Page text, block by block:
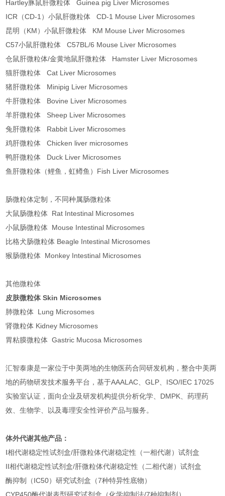
Hartley豚鼠肝微粒体 Guinea pig Liver Microsomes
ICR（CD-1）小鼠肝微粒体 CD-1 Mouse Liver Microsomes
昆明（KM）小鼠肝微粒体 KM Mouse Liver Microsomes
C57小鼠肝微粒体 C57BL/6 Mouse Liver Microsomes
仓鼠肝微粒体/金黄地鼠肝微粒体 Hamster Liver Microsomes
猫肝微粒体 Cat Liver Microsomes
猪肝微粒体 Minipig Liver Microsomes
牛肝微粒体 Bovine Liver Microsomes
羊肝微粒体 Sheep Liver Microsomes
兔肝微粒体 Rabbit Liver Microsomes
鸡肝微粒体 Chicken liver microsomes
鸭肝微粒体 Duck Liver Microsomes
鱼肝微粒体（鲤鱼，虹鳟鱼）Fish Liver Microsomes
肠微粒体定制，不同种属肠微粒体
大鼠肠微粒体 Rat Intestinal Microsomes
小鼠肠微粒体 Mouse Intestinal Microsomes
比格犬肠微粒体 Beagle Intestinal Microsomes
猴肠微粒体 Monkey Intestinal Microsomes
其他微粒体
皮肤微粒体 Skin Microsomes
肺微粒体 Lung Microsomes
肾微粒体 Kidney Microsomes
胃粘膜微粒体 Gastric Mucosa Microsomes
汇智泰康是一家位于中美两地的生物医药合同研发机构，整合中美两
地的药物研发技术服务平台，基于AAALAC、GLP、ISO/IEC 17025
实验室认证，面向企业及研发机构提供分析化学、DMPK、药理药
效、生物学、以及毒理安全性评价产品与服务。
体外代谢其他产品：
Ⅰ相代谢稳定性试剂盒/肝微粒体代谢稳定性（一相代谢）试剂盒
II相代谢稳定性试剂盒/肝微粒体代谢稳定性（二相代谢）试剂盒
酶抑制（IC50）研究试剂盒（7种特异性底物）